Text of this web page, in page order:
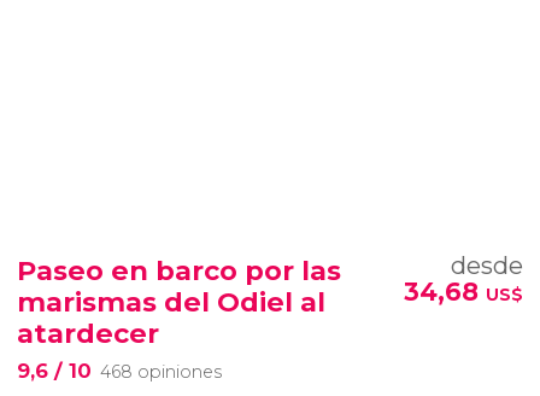
Paseo en barco por las
marismas del Odiel al
atardecer
9,6 / 10 468 opiniones
desde
34,68 US$